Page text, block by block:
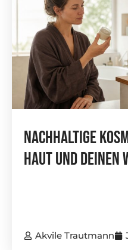
Nachhaltige
Haut Und
Akvile Trautmann